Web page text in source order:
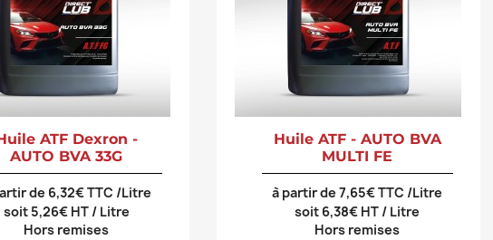
ATF Dexron -
AUTO BVA 33G
de 6,32€ TTC /Litre
soit 5,26€ HT / Litre
Hors remises
Huile ATF - AUTO BVA
MULTI FE
à partir de 7,65€ TTC /Litre
soit 6,38€ HT / Litre
Hors remises